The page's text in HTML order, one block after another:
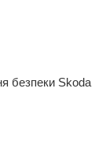
безпеки Skoda